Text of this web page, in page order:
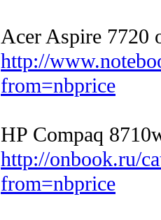
Acer Aspire 7720
http://
from=nbprice
HP Compaq
http://onbook.ru/
from=nbprice